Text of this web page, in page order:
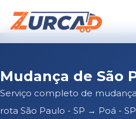
Mudança de São
Serviço completo de
rota São Paulo - SP → Poá -